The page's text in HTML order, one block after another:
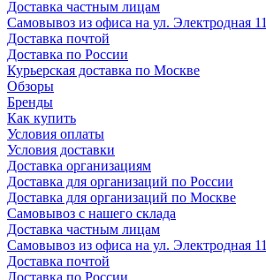
Доставка частным лицам
Самовывоз из офиса на ул. Электродная 11
Доставка почтой
Доставка по России
Курьерская доставка по Москве
Обзоры
Бренды
Как купить
Условия оплаты
Условия доставки
Доставка организациям
Доставка для организаций по России
Доставка для организаций по Москве
Самовывоз с нашего склада
Доставка частным лицам
Самовывоз из офиса на ул. Электродная 11
Доставка почтой
Доставка по России